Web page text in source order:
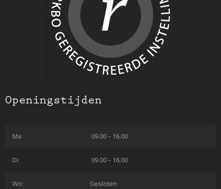
Openingstijden
Ma: 09.00 – 16.00
Di: 09.00 – 16.00
Wo: Gesloten